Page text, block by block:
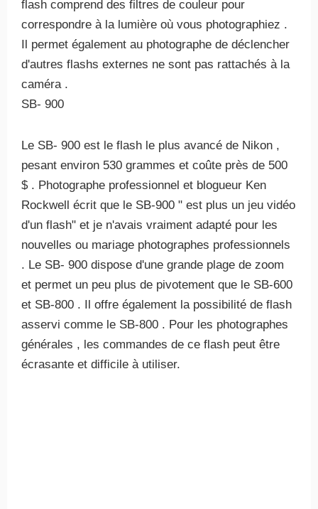
flash comprend des filtres de couleur pour
correspondre à la lumière où vous photographiez .
Il permet également au photographe de déclencher
d'autres flashs externes ne sont pas rattachés à la
caméra .
SB- 900
Le SB- 900 est le flash le plus avancé de Nikon ,
pesant environ 530 grammes et coûte près de 500
$ . Photographe professionnel et blogueur Ken
Rockwell écrit que le SB-900 " est plus un jeu vidéo
d'un flash" et je n'avais vraiment adapté pour les
nouvelles ou mariage photographes professionnels
. Le SB- 900 dispose d'une grande plage de zoom
et permet un peu plus de pivotement que le SB-600
et SB-800 . Il offre également la possibilité de flash
asservi comme le SB-800 . Pour les photographes
générales , les commandes de ce flash peut être
écrasante et difficile à utiliser.